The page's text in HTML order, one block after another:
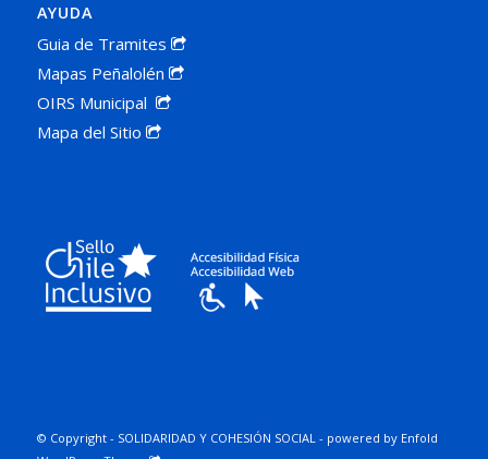
AYUDA
Guia de Tramites
Mapas Peñalolén
OIRS Municipal
Mapa del Sitio
© Copyright - SOLIDARIDAD Y COHESIÓN SOCIAL - powered by Enfold